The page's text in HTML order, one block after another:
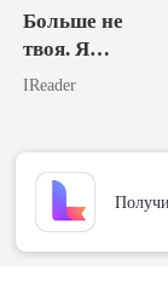
Больше не
твоя. Я
достойна
IReader